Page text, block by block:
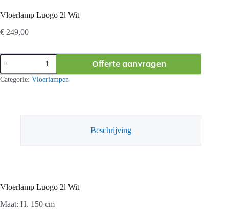
Vloerlamp Luogo 2l Wit
€ 249,00
Vloerlamp
Luogo
2l
Wit
Offerte aanvragen
Categorie: Vloerlampen
Beschrijving
Vloerlamp Luogo 2l Wit
Maat: H. 150 cm